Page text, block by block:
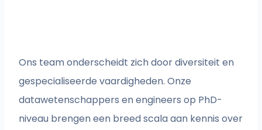
Ons team onderscheidt zich door diversiteit en
gespecialiseerde vaardigheden. Onze
datawetenschappers en engineers op PhD-
niveau brengen een breed scala aan kennis over